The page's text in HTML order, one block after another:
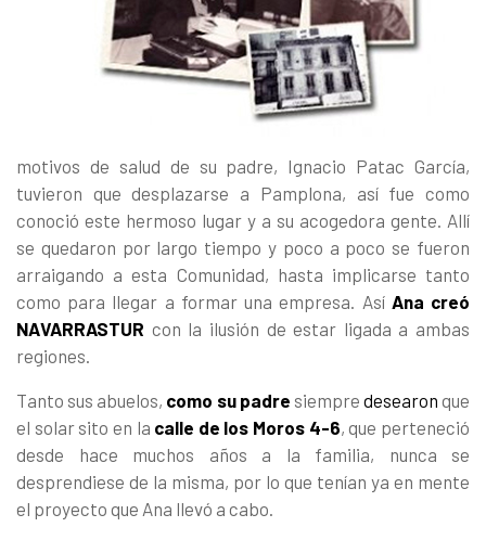
motivos de salud de su padre, Ignacio Patac García,
tuvieron que desplazarse a Pamplona, así fue como
conoció este hermoso lugar y a su acogedora gente. Allí
se quedaron por largo tiempo y poco a poco se fueron
arraigando a esta Comunidad, hasta implicarse tanto
como para llegar a formar una empresa. Así Ana creó
NAVARRASTUR con la ilusión de estar ligada a ambas
regiones.
Tanto sus abuelos, como su padre siempre desearon que
el solar sito en la calle de los Moros 4-6, que perteneció
desde hace muchos años a la familia, nunca se
desprendiese de la misma, por lo que tenían ya en mente
el proyecto que Ana llevó a cabo.